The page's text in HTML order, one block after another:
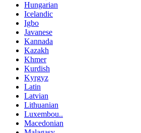
Hungarian
Icelandic
Igbo
Javanese
Kannada
Kazakh
Khmer
Kurdish
Kyrgyz
Latin
Latvian
Lithuanian
Luxembou..
Macedonian